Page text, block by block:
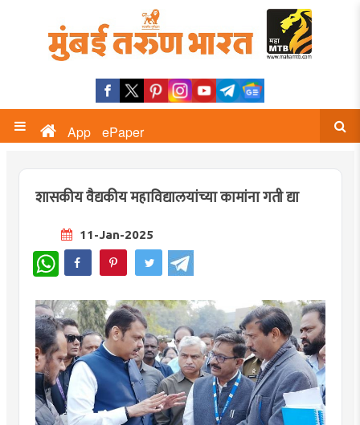
App ePaper
शासकीय वैद्यकीय महाविद्यालयांच्या कामांना गती द्या
11-Jan-2025
WhatsApp